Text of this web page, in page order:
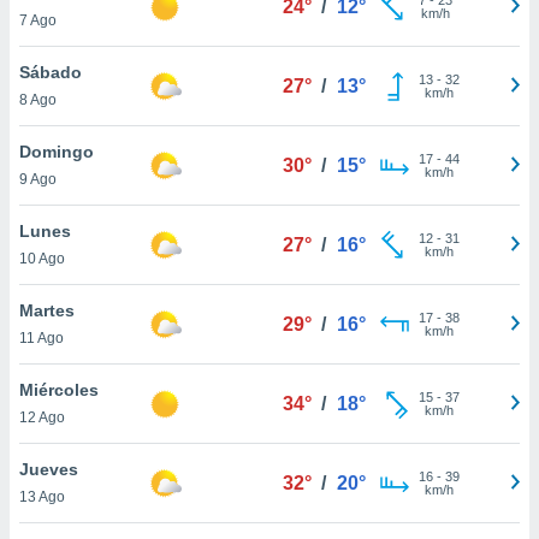
más
nuestra
y
de
disponible
cookies
aceptar
7 Ago
24° / 12°
km/h
Sábado
8 Ago
27° / 13° 13- 32
km/h
Domingo
9 Ago
30° / 15° 17- 44
km/h
Lunes
10 Ago
27° / 16° 12- 31
km/h
Martes
11 Ago
29° / 16° 17- 38
km/h
Miércoles
12 Ago
34° / 18° 15- 37
km/h
Jueves
13 Ago
32° / 20° 16- 39
km/h